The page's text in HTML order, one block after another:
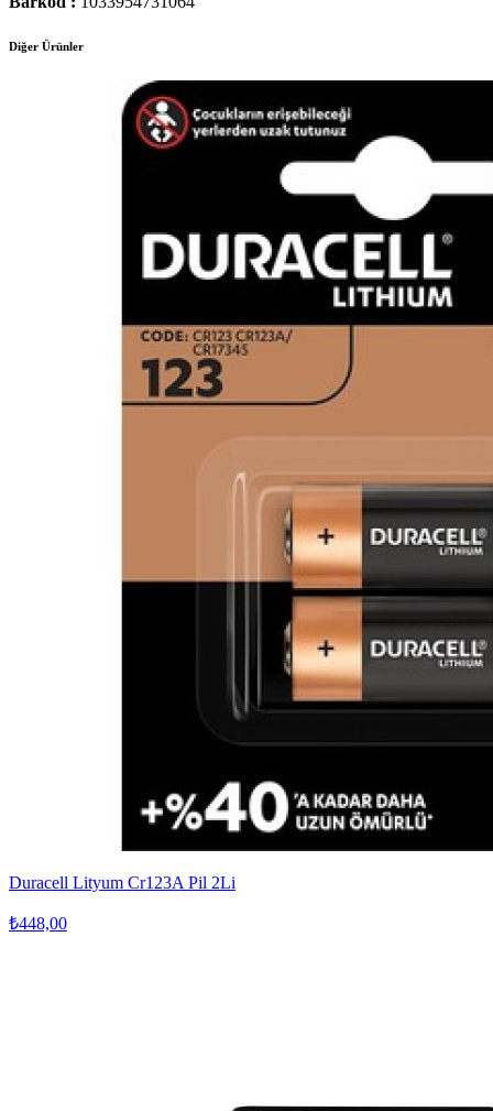
Diğer Ürünler
Duracell Lityum Cr123A Pil 2Li
₺448,00